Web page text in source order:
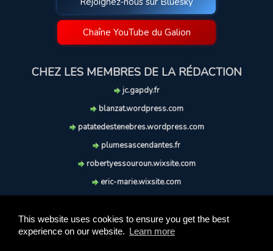
This website uses cookies to ensure you get the best
experience on our website. Learn more
Chaîne YouTube du Galion
CHEZ LES MEMBRES DE LA RÉDACTION
jc.gapdy.fr
blanzat.wordpress.com
patatedestenebres.wordpress.com
plumesascendantes.fr
robertyessouroun.wixsite.com
eric-marie.wixsite.com
soufflereve.blogspot.com